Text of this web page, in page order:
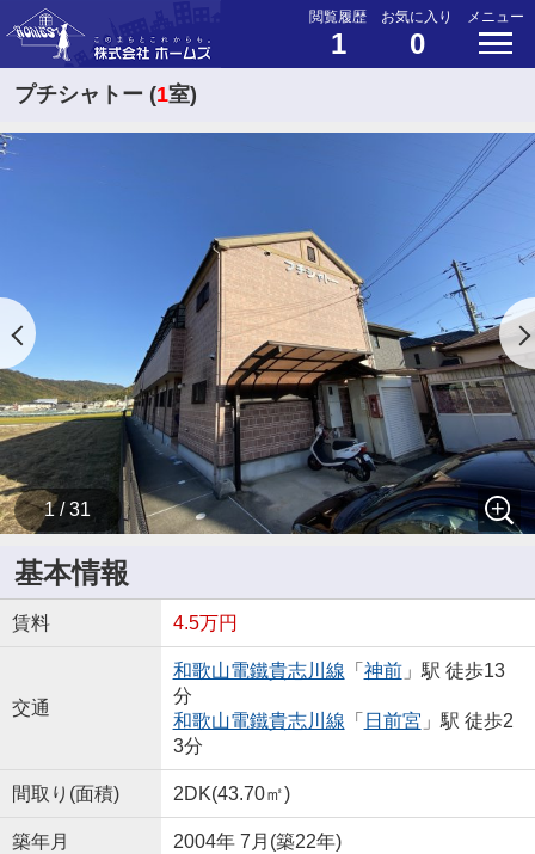
閲覧履歴
1
お気に入り
0
メニュー
プチシャトー (1室)
1 / 31
基本情報
賃料 4.5万円
交通
和歌山電鐵貴志川線 「 神前」駅 徒歩13
分
和歌山電鐵貴志川線 「 日前宮 」駅 徒歩2
3分
間取り(面積) 2DK(43.70㎡)
築年月 2004年 7月(築22年)